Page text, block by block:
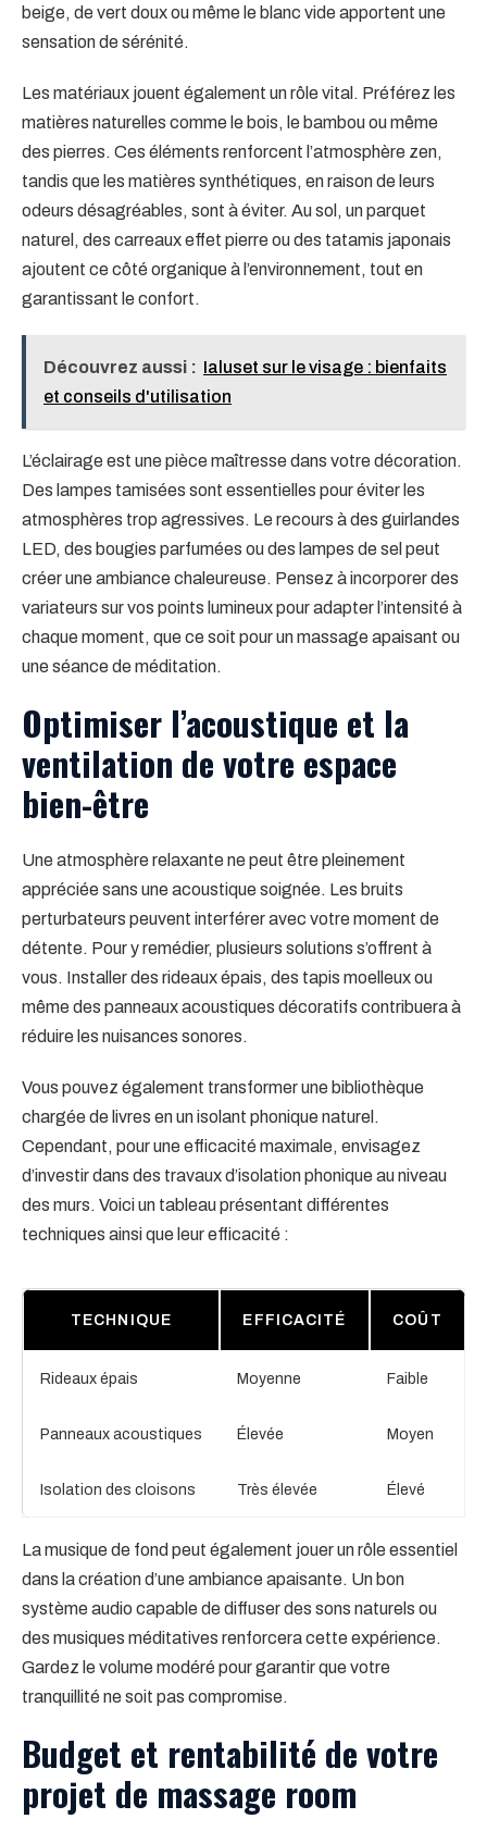
beige, de vert doux ou même le blanc vide apportent une
sensation de sérénité.
Les matériaux jouent également un rôle vital. Préférez les
matières naturelles comme le bois, le bambou ou même
des pierres. Ces éléments renforcent l’atmosphère zen,
tandis que les matières synthétiques, en raison de leurs
odeurs désagréables, sont à éviter. Au sol, un parquet
naturel, des carreaux effet pierre ou des tatamis japonais
ajoutent ce côté organique à l’environnement, tout en
garantissant le confort.
Découvrez aussi : Ialuset sur le visage : bienfaits
et conseils d'utilisation
L’éclairage est une pièce maîtresse dans votre décoration.
Des lampes tamisées sont essentielles pour éviter les
atmosphères trop agressives. Le recours à des guirlandes
LED, des bougies parfumées ou des lampes de sel peut
créer une ambiance chaleureuse. Pensez à incorporer des
variateurs sur vos points lumineux pour adapter l’intensité à
chaque moment, que ce soit pour un massage apaisant ou
une séance de méditation.
Optimiser l’acoustique et la
ventilation de votre espace
bien-être
Une atmosphère relaxante ne peut être pleinement
appréciée sans une acoustique soignée. Les bruits
perturbateurs peuvent interférer avec votre moment de
détente. Pour y remédier, plusieurs solutions s’offrent à
vous. Installer des rideaux épais, des tapis moelleux ou
même des panneaux acoustiques décoratifs contribuera à
réduire les nuisances sonores.
Vous pouvez également transformer une bibliothèque
chargée de livres en un isolant phonique naturel.
Cependant, pour une efficacité maximale, envisagez
d’investir dans des travaux d’isolation phonique au niveau
des murs. Voici un tableau présentant différentes
techniques ainsi que leur efficacité :
TECHNIQUE EFFICACITÉ COÛT
Rideaux épais Moyenne Faible
Panneaux acoustiques Élevée Moyen
Isolation des cloisons Très élevée Élevé
La musique de fond peut également jouer un rôle essentiel
dans la création d’une ambiance apaisante. Un bon
système audio capable de diffuser des sons naturels ou
des musiques méditatives renforcera cette expérience.
Gardez le volume modéré pour garantir que votre
tranquillité ne soit pas compromise.
Budget et rentabilité de votre
projet de massage room